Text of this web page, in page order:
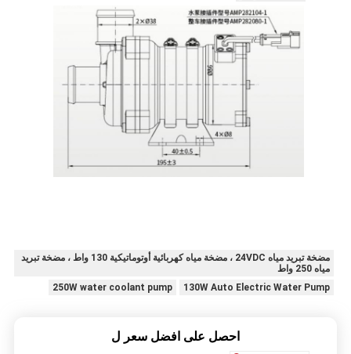
مضخة تبريد مياه 24VDC ، مضخة مياه كهربائية أوتوماتيكية 130 واط ، مضخة تبريد
مياه 250 واط
130W Auto Electric Water Pump
250W water coolant pump
احصل على افضل سعر ل